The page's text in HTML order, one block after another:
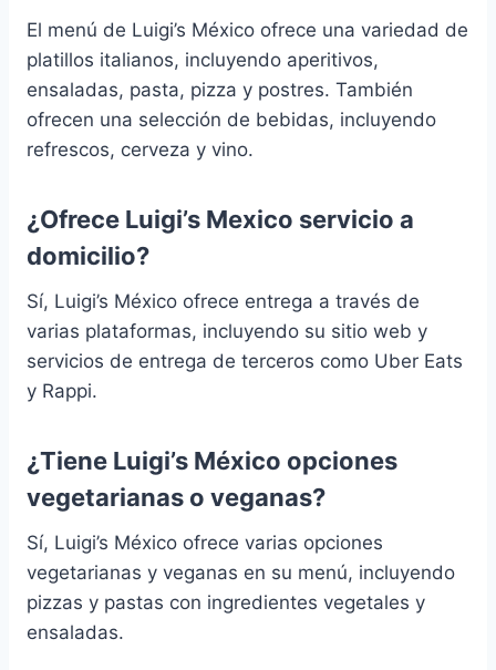
El menú de Luigi’s México ofrece una variedad de
platillos italianos, incluyendo aperitivos,
ensaladas, pasta, pizza y postres. También
ofrecen una selección de bebidas, incluyendo
refrescos, cerveza y vino.
¿Ofrece Luigi’s Mexico servicio a
domicilio?
Sí, Luigi’s México ofrece entrega a través de
varias plataformas, incluyendo su sitio web y
servicios de entrega de terceros como Uber Eats
y Rappi.
¿Tiene Luigi’s México opciones
vegetarianas o veganas?
Sí, Luigi’s México ofrece varias opciones
vegetarianas y veganas en su menú, incluyendo
pizzas y pastas con ingredientes vegetales y
ensaladas.